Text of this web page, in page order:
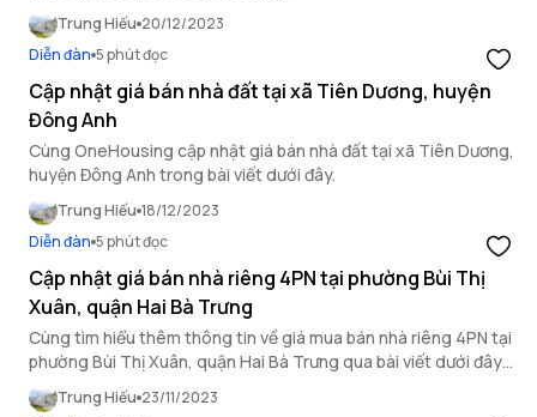
Trung Hiếu 20/12/2023
Diễn đàn 5 phút đọc
Cập nhật giá bán nhà đất tại xã Tiên Dương, huyện
Đông Anh
Cùng OneHousing cập nhật giá bán nhà đất tại xã Tiên Dương,
huyện Đông Anh trong bài viết dưới đây.
Trung Hiếu 18/12/2023
Diễn đàn 5 phút đọc
Cập nhật giá bán nhà riêng 4PN tại phường Bùi Thị
Xuân, quận Hai Bà Trưng
Cùng tìm hiểu thêm thông tin về giá mua bán nhà riêng 4PN tại
phường Bùi Thị Xuân, quận Hai Bà Trưng qua bài viết dưới đây
của OneHousing.
Trung Hiếu 23/11/2023